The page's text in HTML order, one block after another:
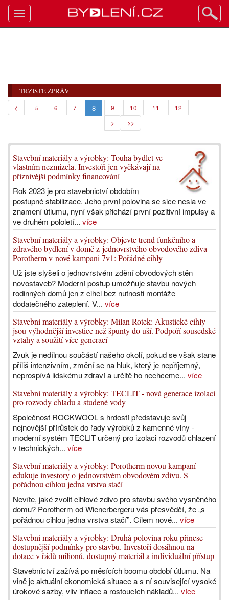
TRŽIŠTĚ ZPRÁV
< 5 6 7 8 9 10 11
12
>
>>
Stavební materiály a výrobky: Touha bydlet ve
vlastním nezmizela. Investoři jen vyčkávají na
příznivější podmínky financování
Rok 2023 je pro stavebnictví obdobím
postupné stabilizace. Jeho první polovina se sice nesla ve
znamení útlumu, nyní však přichází první pozitivní impulsy a
ve druhém pololetí... více
Stavební materiály a výrobky: Objevte trend funkčního a
zdravého bydlení v domě z jednovrstvého obvodového zdiva
Porotherm v nové kampani 7v1: Pořádné cihly
Už jste slyšeli o jednovrstvém zdění obvodových stěn
novostaveb? Moderní postup umožňuje stavbu nových
rodinných domů jen z cihel bez nutnosti montáže
dodatečného zateplení. V... více
Stavební materiály a výrobky: Milan Rotek: Akustické cihly
jsou výhodnější investice než špunty do uší. Podpoří sousedské
vztahy a soužití více generací
Zvuk je nedílnou součástí našeho okolí, pokud se však stane
příliš intenzivním, změní se na hluk, který je nepříjemný,
neprospívá lidskému zdraví a určitě ho nechceme... více
Stavební materiály a výrobky: TECLIT - nová generace izolací
pro rozvody chladu a studené vody
Společnost ROCKWOOL s hrdostí představuje svůj
nejnovější přírůstek do řady výrobků z kamenné vlny -
moderní systém TECLIT určený pro izolaci rozvodů chlazení
v technických... více
Stavební materiály a výrobky: Porotherm novou kampaní
edukuje investory o jednovrstvém obvodovém zdivu. S
pořádnou cihlou jedna vrstva stačí
Nevíte, jaké zvolit cihlové zdivo pro stavbu svého vysněného
domu? Porotherm od Wienerbergeru vás přesvědčí, že „s
pořádnou cihlou jedna vrstva stačí”. Cílem nové... více
Stavební materiály a výrobky: Druhá polovina roku přinese
dostupnější podmínky pro stavbu. Investoři dosáhnou na
dotace v řádů milionů, dostupný materiál a individuální přístup
Stavebnictví zažívá po měsících boomu období útlumu. Na
vině je aktuální ekonomická situace a s ní související vysoké
úrokové sazby, vliv inflace a rostoucích nákladů... více
Toggle
navigation